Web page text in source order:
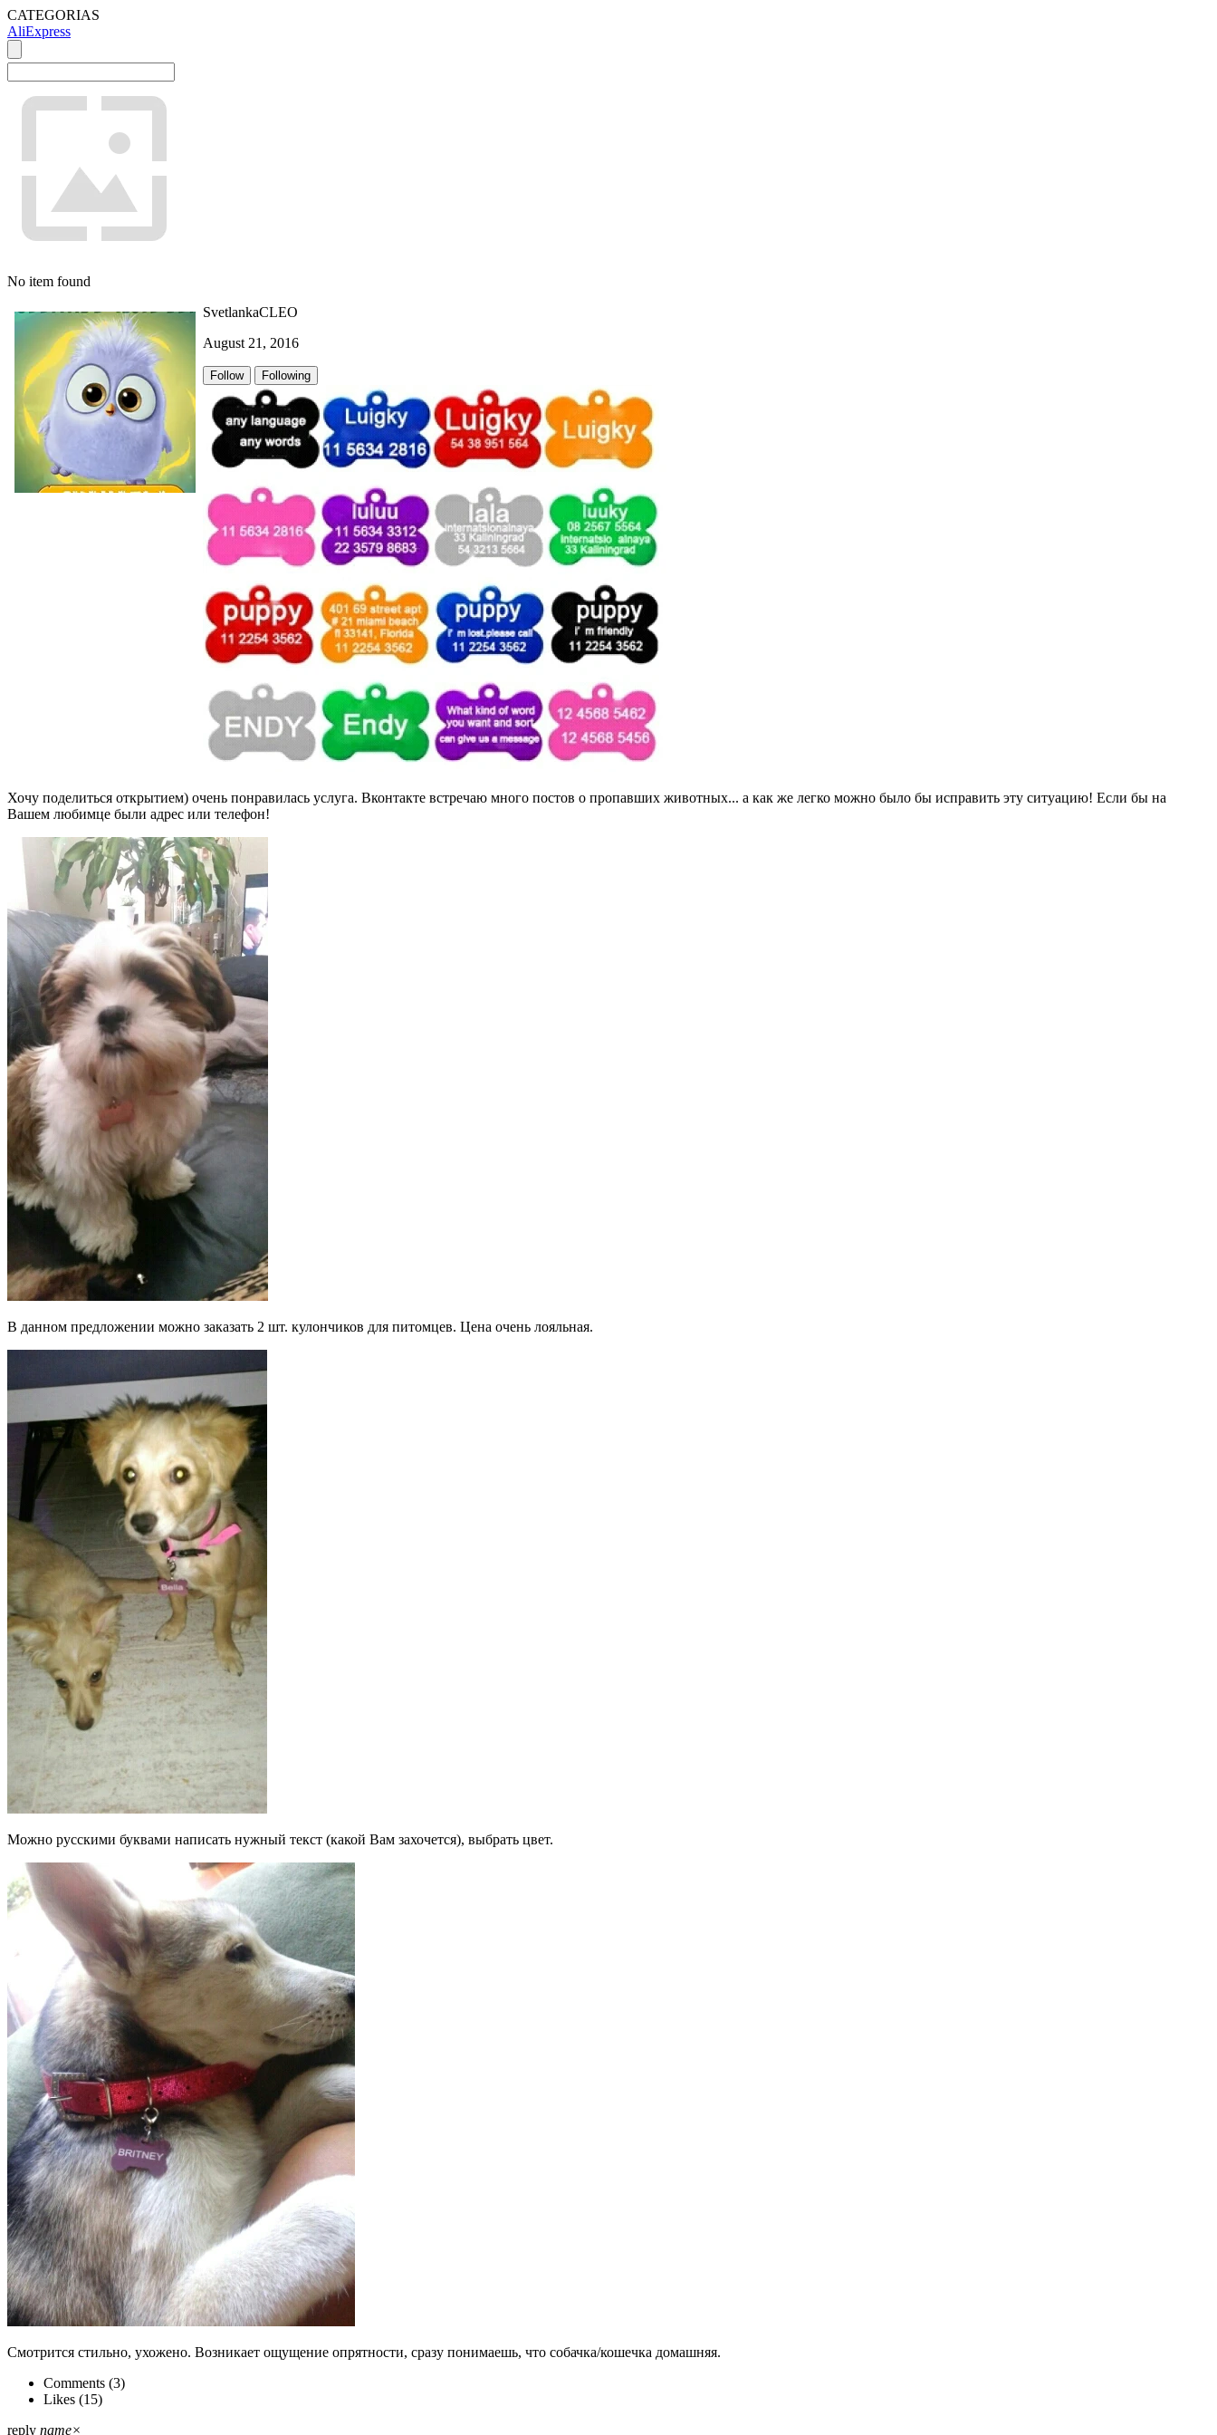
CATEGORIAS
AliExpress
No item found
SvetlankaCLEO
August 21, 2016
Follow Following
Хочу поделиться открытием) очень понравилась услуга. Вконтакте встречаю много постов о пропавших животных... а как же легко можно было бы исправить эту ситуацию! Если бы на
Вашем любимце были адрес или телефон!
В данном предложении можно заказать 2 шт. кулончиков для питомцев. Цена очень лояльная.
Можно русскими буквами написать нужный текст (какой Вам захочется), выбрать цвет.
Смотрится стильно, ухожено. Возникает ощущение опрятности, сразу понимаешь, что собачка/кошечка домашняя.
Comments (3)
Likes (15)
reply name×